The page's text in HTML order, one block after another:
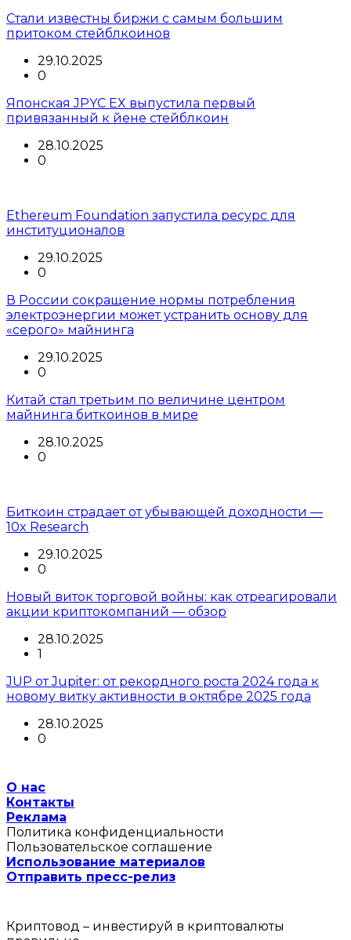
Стали известны биржи с самым большим
притоком стейблкоинов
29.10.2025
0
Японская JPYC EX выпустила первый
привязанный к йене стейблкоин
28.10.2025
0
Ethereum Foundation запустила ресурс для
институционалов
29.10.2025
0
В России сокращение нормы потребления
электроэнергии может устранить основу для
«серого» майнинга
29.10.2025
0
Китай стал третьим по величине центром
майнинга биткоинов в мире
28.10.2025
0
Биткоин страдает от убывающей доходности —
10x Research
29.10.2025
0
Новый виток торговой войны: как отреагировали
акции криптокомпаний — обзор
28.10.2025
1
JUP от Jupiter: от рекордного роста 2024 года к
новому витку активности в октябре 2025 года
28.10.2025
0
О нас
Контакты
Реклама
Политика конфиденциальности
Пользовательское соглашение
Использование материалов
Отправить пресс-релиз
Криптовод – инвестируй в криптовалюты